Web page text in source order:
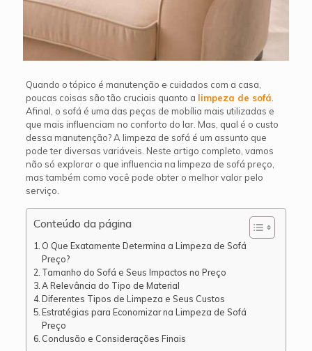
Quando o tópico é manutenção e cuidados com a casa,
poucas coisas são tão cruciais quanto a limpeza de sofá.
Afinal, o sofá é uma das peças de mobília mais utilizadas e
que mais influenciam no conforto do lar. Mas, qual é o custo
dessa manutenção? A limpeza de sofá é um assunto que
pode ter diversas variáveis. Neste artigo completo, vamos
não só explorar o que influencia na limpeza de sofá preço,
mas também como você pode obter o melhor valor pelo
serviço.
Conteúdo da página
O Que Exatamente Determina a Limpeza de Sofá
Preço?
Tamanho do Sofá e Seus Impactos no Preço
A Relevância do Tipo de Material
Diferentes Tipos de Limpeza e Seus Custos
Estratégias para Economizar na Limpeza de Sofá
Preço
Conclusão e Considerações Finais